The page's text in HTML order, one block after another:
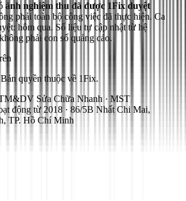
ảnh nghiệm thu đã được 1Fix duyệt
phải toàn bộ công việc đã thực hiện. Ca
hôm qua. Số liệu tự cập nhật từ hệ
phải con số quảng cáo.
quyền thuộc về 1Fix.
Sửa Chữa Nhanh · MST
động từ 2018 · 86/5B Nhất Chi Mai,
TP. Hồ Chí Minh